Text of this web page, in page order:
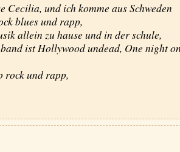
Cecilia, und ich komme aus Schweden
blues und rapp,
allein zu hause und in der schule,
ist Hollywood undead, One night
rock und rapp,